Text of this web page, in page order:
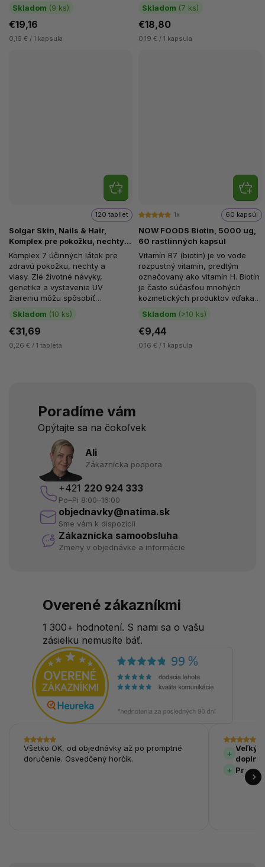
Skladom (9 ks)
€19,16
0,16 € / 1 kapsula
svojim pozitívnym účinkom...
Skladom (7 ks)
€18,80
0,19 € / 1 kapsula
pokožky a nechtov. Z...
Solgar Skin, Nails & Hair,
Komplex pre pokožku, nechty a
vlasy, 120 tabliet
Skladom (10 ks)
120 tabliet
€31,69
0,26 € / 1 tableta
Komplex 7 účinných látok pre
zdravú pokožku, nechty a
vlasy. Zlé životné návyky,
genetika a vystavenie UV
žiareniu môžu spôsobiť
predčasné starnutie pokožky.
Produkcia...
NOW FOODS Biotin, 5000 ug,
60 rastlinných kapsúl
1x
Skladom (>10 ks)
60 kapsúl
€9,44
0,16 € / 1 kapsula
Vitamín B7 (biotín) je vo vode
rozpustný vitamín, predtým
označovaný ako vitamín H. Biotín
je často súčasťou mnohých
kozmetických produktov vďaka
svojim pozitívnym vlastnostiam...
Poradíme vám
Opýtajte sa na čokoľvek
Ali
Zákaznícka podpora
+421 220 924 333
Po–Pi 8:00–16:00
objednavky@natima.sk
Sme vám k dispozícii
Zákaznícka samoobsluha
Zmeny v objednávke a informácie
Overené zákazníkmi
1 300+ hodnotení. S nami sa o vašu
zásielku nemusíte báť.
Všetko OK, od objednávky až po promptné
doručenie. Osvedčený horčík.
Veľký